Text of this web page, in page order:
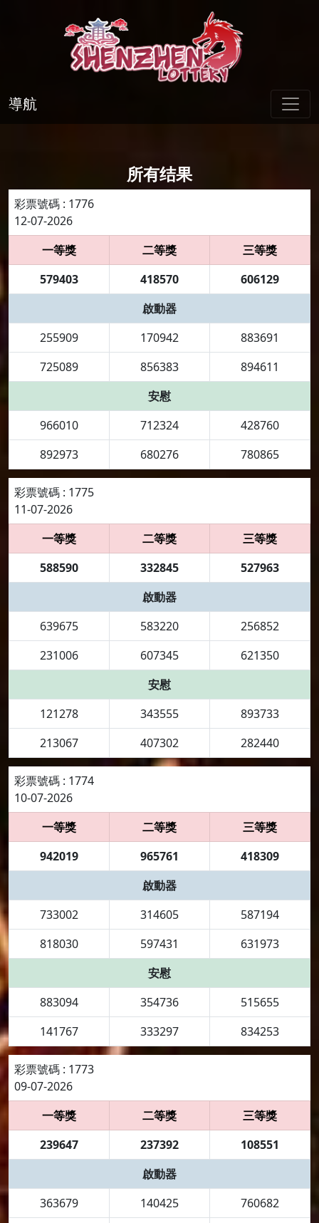
導航
所有结果
彩票號碼 : 1776
12-07-2026
一等獎
二等獎
三等獎
579403
418570
606129
啟動器
255909
170942
883691
725089
856383
894611
安慰
966010
712324
428760
892973
680276 780865
彩票號碼 : 1775
11-07-2026
一等獎
二等獎
三等獎
588590
332845
527963
啟動器
639675
583220
256852
231006
607345
621350
安慰
121278
343555
893733
213067
407302 282440
彩票號碼 : 1774
10-07-2026
一等獎
二等獎
三等獎
942019
965761
418309
啟動器
733002
314605
587194
818030
597431
631973
安慰
883094
354736
515655
141767
333297 834253
彩票號碼 : 1773
09-07-2026
一等獎
二等獎
三等獎
239647
237392
108551
啟動器
363679
140425
760682